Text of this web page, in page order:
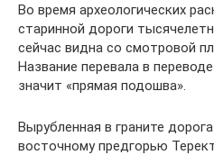
Во время археологических
старинной дороги
сейчас видна со смотровой
Название перевала в
значит «прямая подошва».
Вырубленная в граните
восточному предгорью